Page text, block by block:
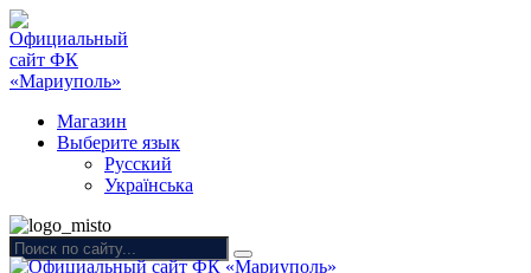
Магазин
Выберите язык
Русский
Українська